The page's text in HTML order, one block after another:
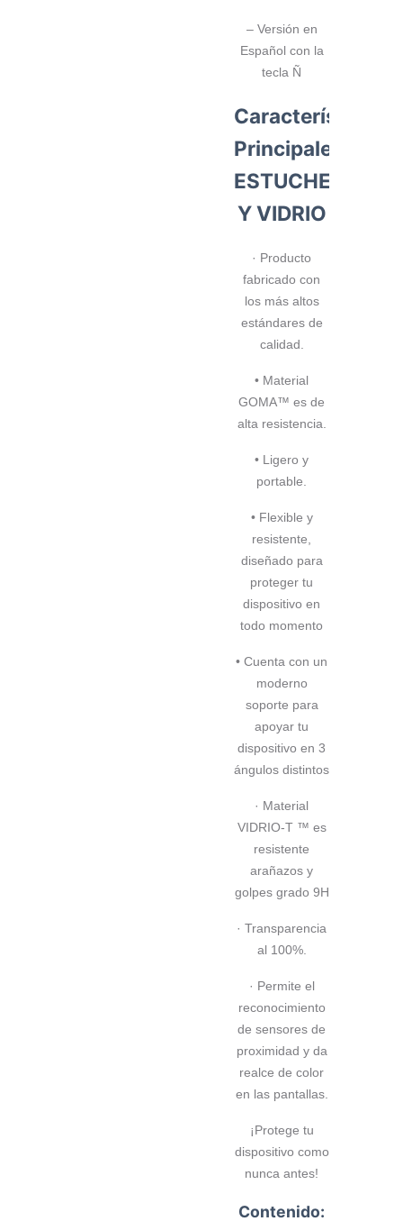
– Versión en
Español con la
tecla Ñ
Características
Principales
ESTUCHE
Y VIDRIO
· Producto
fabricado con
los más altos
estándares de
calidad.
• Material
GOMA™ es de
alta resistencia.
• Ligero y
portable.
• Flexible y
resistente,
diseñado para
proteger tu
dispositivo en
todo momento
• Cuenta con un
moderno
soporte para
apoyar tu
dispositivo en 3
ángulos distintos
· Material
VIDRIO-T ™ es
resistente
arañazos y
golpes grado 9H
· Transparencia
al 100%.
· Permite el
reconocimiento
de sensores de
proximidad y da
realce de color
en las pantallas.
¡Protege tu
dispositivo como
nunca antes!
Contenido: